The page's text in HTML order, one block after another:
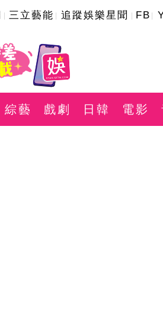
三立藝能 追蹤娛樂星聞 FB
綜藝 戲劇 日韓 電影